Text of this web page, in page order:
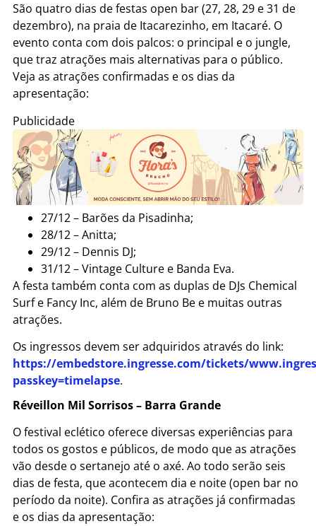
São quatro dias de festas open bar (27, 28, 29 e 31 de
dezembro), na praia de Itacarezinho, em Itacaré. O
evento conta com dois palcos: o principal e o jungle,
que traz atrações mais alternativas para o público.
Veja as atrações confirmadas e os dias da
apresentação:
Publicidade
27/12 – Barões da Pisadinha;
28/12 – Anitta;
29/12 – Dennis DJ;
31/12 – Vintage Culture e Banda Eva.
A festa também conta com as duplas de DJs Chemical
Surf e Fancy Inc, além de Bruno Be e muitas outras
atrações.
Os ingressos devem ser adquiridos através do link:
https://embedstore.ingresse.com/tickets/
passkey=timelapse.
Réveillon Mil Sorrisos – Barra Grande
O festival eclético oferece diversas experiências para
todos os gostos e públicos, de modo que as atrações
vão desde o sertanejo até o axé. Ao todo serão seis
dias de festa, que acontecem dia e noite (open bar no
período da noite). Confira as atrações já confirmadas
e os dias da apresentação: